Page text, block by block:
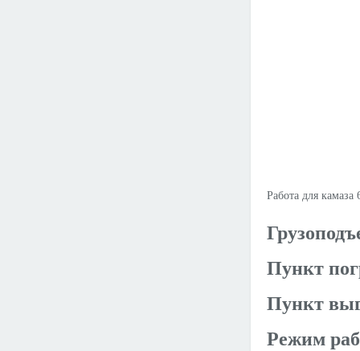
Работа для камаза
Пункт
Пункт
Режим